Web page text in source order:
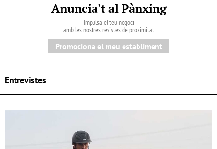
Anuncia't al Pànxing
Impulsa el teu negoci
amb les nostres revistes de proximitat
Promociona el meu establiment
Entrevistes